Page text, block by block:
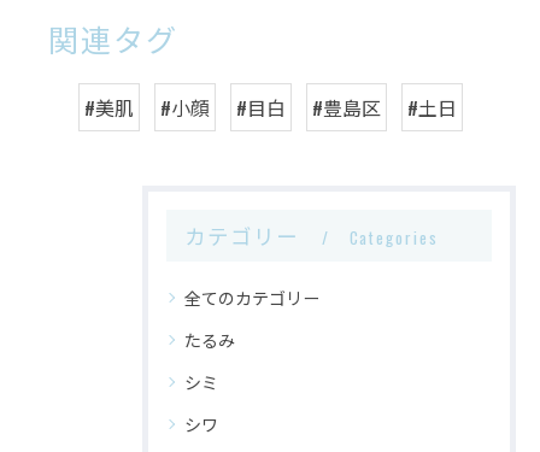
関連タグ
#美肌 #小顔 #目白 #豊島区 #土日
カテゴリー Categories
全てのカテゴリー
たるみ
シミ
シワ